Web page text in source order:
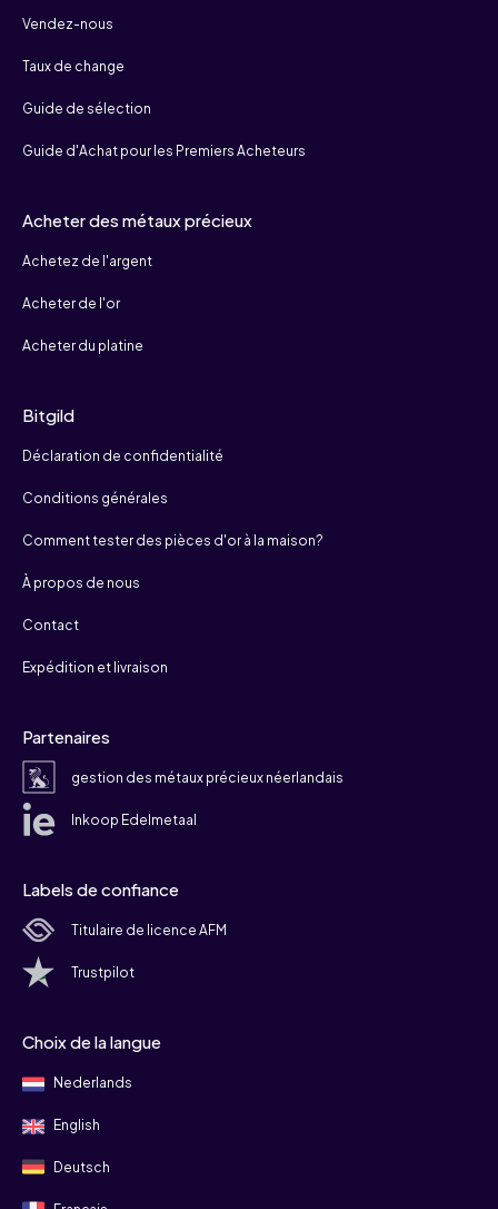
Vendez-nous
Taux de change
Guide de sélection
Guide d'Achat pour les Premiers Acheteurs
Acheter des métaux précieux
Achetez de l'argent
Acheter de l'or
Acheter du platine
Bitgild
Déclaration de confidentialité
Conditions générales
Comment tester des pièces d'or à la maison?
À propos de nous
Contact
Expédition et livraison
Partenaires
gestion des métaux précieux néerlandais
Inkoop Edelmetaal
Labels de confiance
Titulaire de licence AFM
Trustpilot
Choix de la langue
Nederlands
English
Deutsch